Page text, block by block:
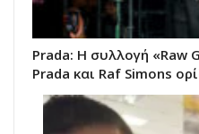
Prada: Η συλλογή «Raw
Prada και Raf Simons